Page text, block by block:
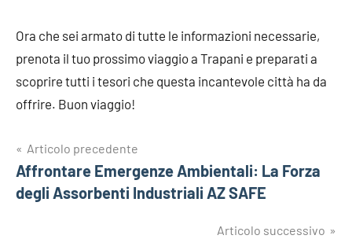
Ora che sei armato di tutte le informazioni necessarie,
prenota il tuo prossimo viaggio a Trapani e preparati a
scoprire tutti i tesori che questa incantevole città ha da
offrire. Buon viaggio!
Navigazione
articoli
Articolo precedente
Affrontare Emergenze Ambientali: La Forza
degli Assorbenti Industriali AZ SAFE
Articolo successivo